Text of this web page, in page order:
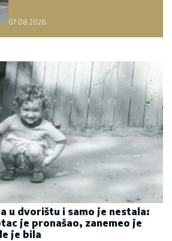
07.08.2026.
u dvorištu i samo je nestala:
je pronašao, zanemeo je
je bila